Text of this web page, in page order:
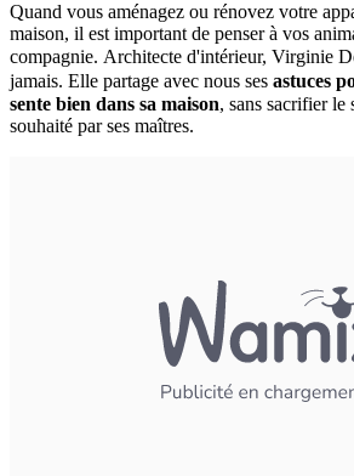
Quand vous aménagez ou rénovez votre
maison, il est important de penser à vos
compagnie. Architecte d'intérieur, Virginie
jamais. Elle partage avec nous ses astuces
sente bien dans sa maison, sans sacrifier le
souhaité par ses maîtres.